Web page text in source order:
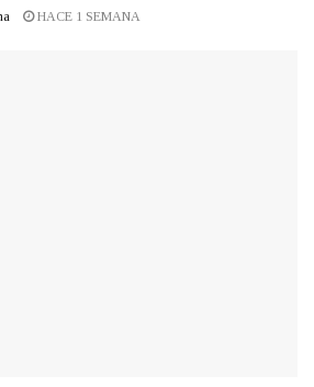
HACE 1 SEMANA